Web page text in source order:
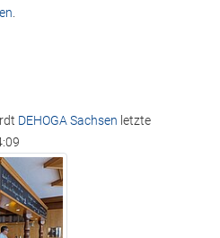
DEHOGA Sachsen letzte